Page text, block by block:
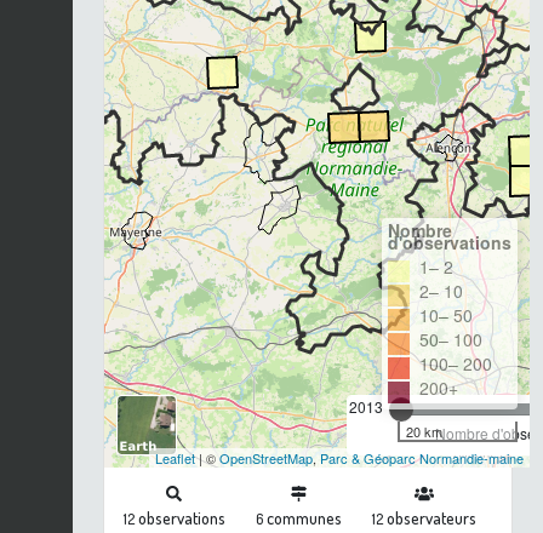
2013
Nombre
Nombre
d'observations
1– 2
2– 10
10– 50
50– 100
100– 200
200+
20 km
Leaflet| ©OpenStreetMap, Parc & Géoparc Normandie-maine
12 observations 6communes 12 observateurs